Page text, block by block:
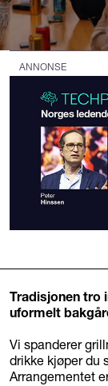
ANNONSE
Tradisjonen tro
uformelt
Vi spanderer
drikke kjøper du
Arrangementet